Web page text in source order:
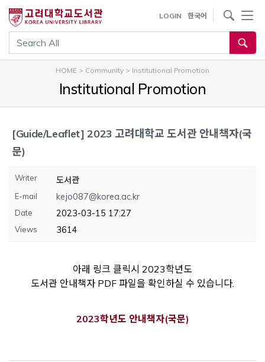
건
기
통합검색
LOGIN 한국어
사이트내 검색
HOME > Community > Institutional Promotion
Institutional Promotion
[Guide/Leaflet] 2023 고려대학교 도서관 안내책자(국
문)
Writer 도서관
E-mail kejo087@korea.ac.kr
Date 2023-03-15 17:27
Views 3614
아래 링크 클릭시 2023학년도
도서관 안내책자 PDF 파일을 확인하실 수 있습니다.
2023학년도 안내책자(국문)